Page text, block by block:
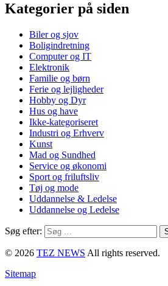
Kategorier på siden
Biler og sjov
Boligindretning
Computer og IT
Elektronik
Familie og børn
Ferie og lejligheder
Hobby og Dyr
Hus og have
Ikke-kategoriseret
Industri og Erhverv
Kunst
Mad og Sundhed
Service og økonomi
Sport og friluftsliv
Tøj og mode
Uddannelse & Ledelse
Uddannelse og Ledelse
Søg efter:
© 2026 TEZ NEWS All rights reserved.
Sitemap